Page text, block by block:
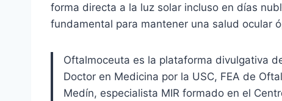
forma directa a la luz solar incluso en días
fundamental para mantener una salud ocular
Oftalmoceuta es la plataforma divulgativa
Doctor en Medicina por la USC, FEA de
Medín, especialista MIR formado en el